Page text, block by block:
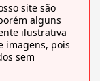
site são
alguns
ilustrativa
imagens, pois
sem